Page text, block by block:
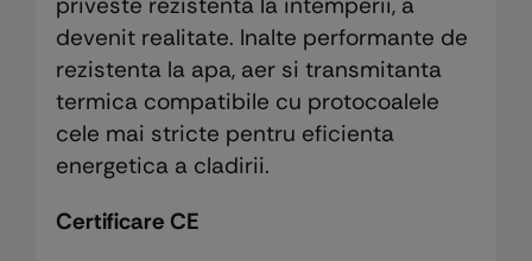
devenit realitate. Inalte performante de
rezistenta la apa, aer si transmitanta
termica compatibile cu protocoalele
cele mai stricte pentru eficienta
energetica a cladirii.
Certificare CE